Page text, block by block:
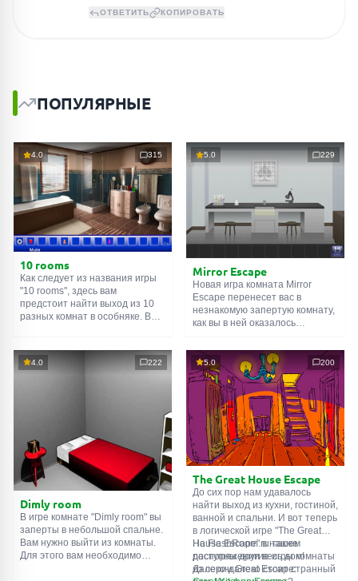
ОТВЕТИТЬ КОПИРОВАТЬ
ПОПУЛЯРНЫЕ
4.0 315
10 rooms
Как следует из названия игры
"10 rooms", здесь вам
предстоит найти выход из 10
разных комнат в особняке. В
их, чтобы выйти. Выход из
одной комнаты является
5.0 229
Mirror Escape
Новая игра комната Mirror
Escape перенесет вас в
незнакомую запертую комнату,
как вы в ней оказалось
смекалки попробуйте решить
все, приготовленные авторами
для вас, головоломки и найти
выход на свободу.
Внимательно осмотрите
помещение, возможно вы
сможете найти какие-нибудь
подсказки. Желаем удачи!
4.0 222
Dimly room
В игре комнате "Dimly room" вы
заперты в небольшой спальне.
Вам нужно выйти из комнаты.
Для этого вам необходимо
5.0 200
The Great House Escape
До сих пор нам удавалось
найти выход из кухни, гостиной,
ванной и спальни. И вот теперь
в логической игре "The Great
House Escape" в нашем
распоряжении весь дом!
Далеко-далеко стоит странный
На FlashRoom.ru также
доступны другие игры комнаты
из серии Great Escape: